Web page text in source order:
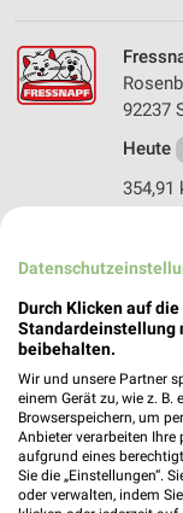
92237
Heute
354,91
92318
383,39
Durch Klicken auf
Standardeinstellung
beibehalten.
Wir und unsere Partner
einem Gerät zu, wie z. B.
Browserspeichern, um
Anbieter verarbeiten Ihre
aufgrund eines
Sie die „Einstellungen“.
oder verwalten, indem